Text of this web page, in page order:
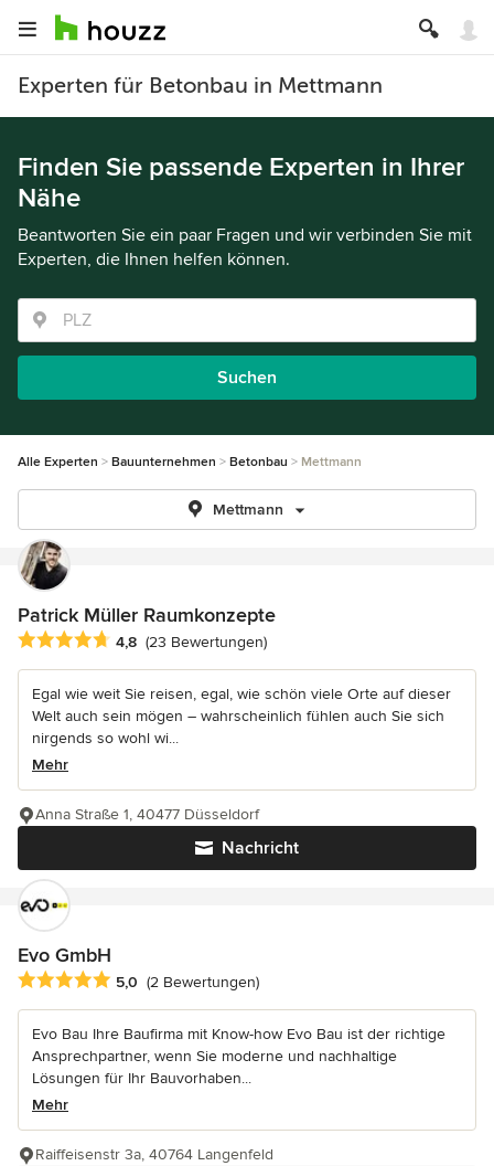
Experten für Betonbau in Mettmann
Finden Sie passende Experten in Ihrer
Nähe
Beantworten Sie ein paar Fragen und wir verbinden Sie mit
Experten, die Ihnen helfen können.
Suchen
Alle Experten Bauunternehmen Betonbau Mettmann
Mettmann
Patrick Müller Raumkonzepte
Durchschnittliche Bewertung: 4.8 von 5 Sternen
4,8 (23 Bewertungen)
Egal wie weit Sie reisen, egal, wie schön viele Orte auf dieser
Welt auch sein mögen – wahrscheinlich fühlen auch Sie sich
nirgends so wohl wi...
Mehr
Nachricht
Anna Straße 1, 40477 Düsseldorf
Evo GmbH
Durchschnittliche Bewertung: 5 von 5 Sternen
5,0 (2 Bewertungen)
Evo Bau Ihre Baufirma mit Know-how Evo Bau ist der richtige
Ansprechpartner, wenn Sie moderne und nachhaltige
Lösungen für Ihr Bauvorhaben...
Mehr
Raiffeisenstr 3a, 40764 Langenfeld